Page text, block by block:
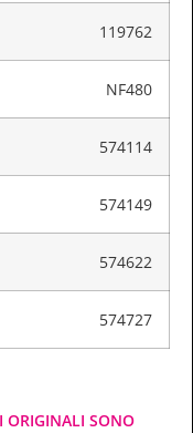
119762
NF480
574114
574149
574622
574727
ORIGINALI SONO